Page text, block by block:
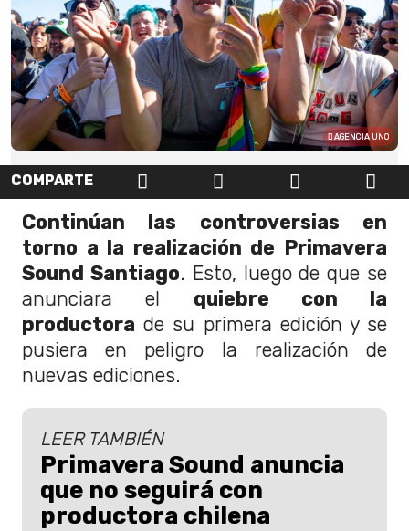
AGENCIA UNO
COMPARTE
Continúan las controversias en
torno a la realización de Primavera
Sound Santiago. Esto, luego de que se
anunciara el quiebre con la
productora de su primera edición y se
pusiera en peligro la realización de
nuevas ediciones.
LEER TAMBIÉN
Primavera Sound anuncia
que no seguirá con
productora chilena